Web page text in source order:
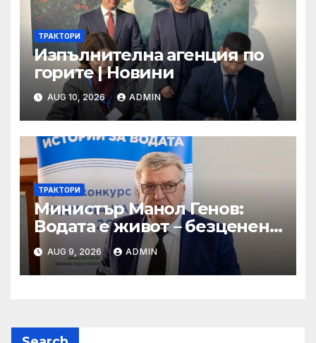
ТРАКТОРИ
Изпълнителна агенция по
горите | Новини
AUG 10, 2026 ADMIN
ТРАКТОРИ
Министър Манол Генов:
Водата е живот – безценен
дар, който трябва да пазим
и ценим всеки ден!
AUG 9, 2026 ADMIN